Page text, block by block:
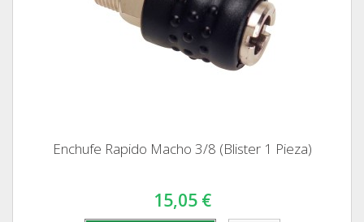
Enchufe Rapido Macho 3/8 (Blister 1 Pieza)
15,05 €